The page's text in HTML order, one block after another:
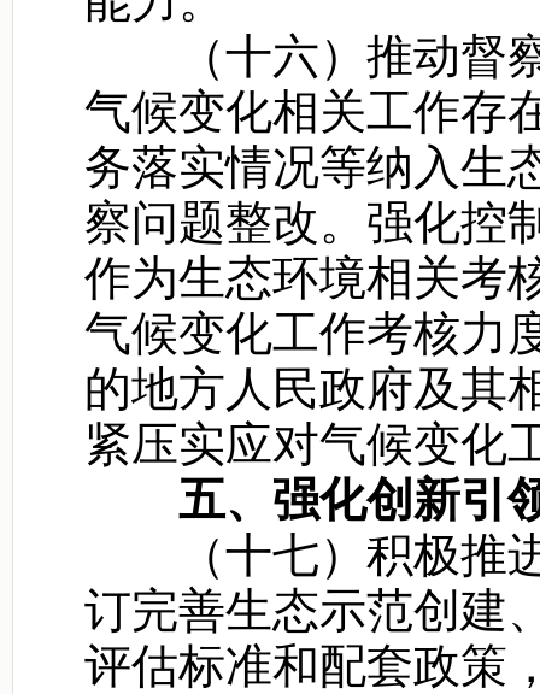
（十六）推动督察
气候变化相关工作存
务落实情况等纳入生
察问题整改。强化控
作为生态环境相关考
气候变化工作考核力
的地方人民政府及其
紧压实应对气候变化
五、强化创新引
（十七）积极推进
订完善生态示范创建
评估标准和配套政策